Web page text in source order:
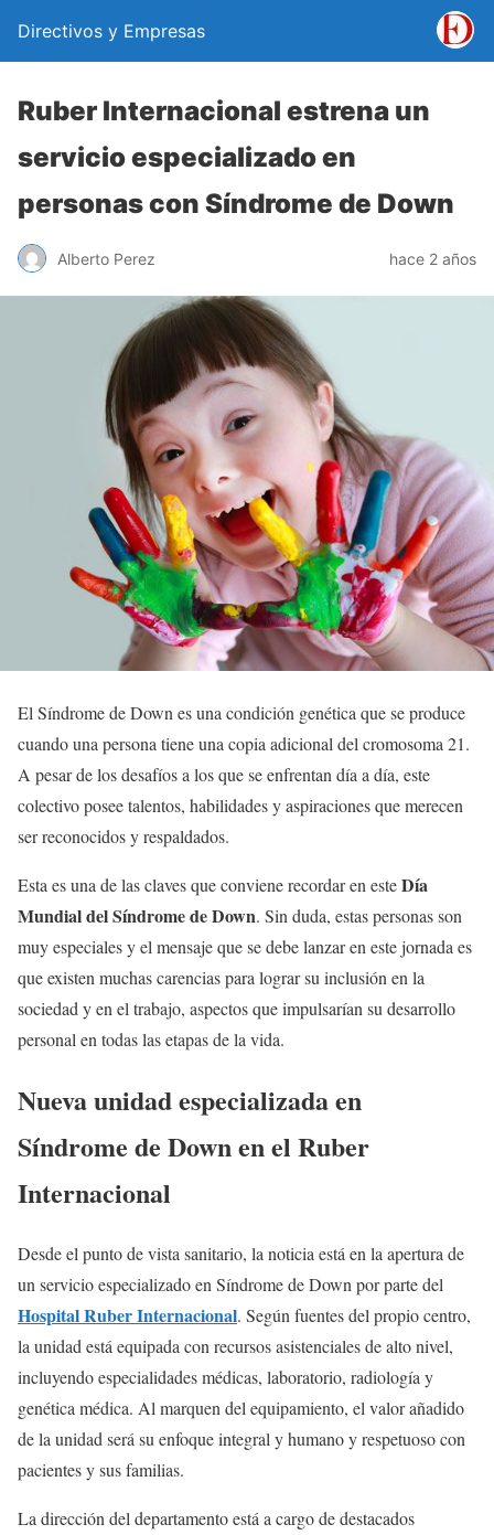
Directivos y Empresas
Ruber Internacional estrena un
servicio especializado en
personas con Síndrome de Down
Alberto Perez hace 2 años
El Síndrome de Down es una condición genética que se produce
cuando una persona tiene una copia adicional del cromosoma 21.
A pesar de los desafíos a los que se enfrentan día a día, este
colectivo posee talentos, habilidades y aspiraciones que merecen
ser reconocidos y respaldados.
Esta es una de las claves que conviene recordar en esteDía
Mundial del Síndrome de Down. Sin duda, estas personas son
muy especiales y el mensaje que se debe lanzar en este jornada es
que existen muchas carencias para lograr su inclusión en la
sociedad y en el trabajo, aspectos que impulsarían su desarrollo
personal en todas las etapas de la vida.
Nueva unidad especializada en
Síndrome de Down en el Ruber
Internacional
Desde el punto de vista sanitario, la noticia está en la apertura de
un servicio especializado en Síndrome de Down por parte del
Hospital Ruber Internacional. Según fuentes del propio centro,
la unidad está equipada con recursos asistenciales de alto nivel,
incluyendo especialidades médicas, laboratorio, radiología y
genética médica. Al marquen del equipamiento, el valor añadido
de la unidad será su enfoque integral y humano y respetuoso con
pacientes y sus familias.
La dirección del departamento está a cargo de destacados